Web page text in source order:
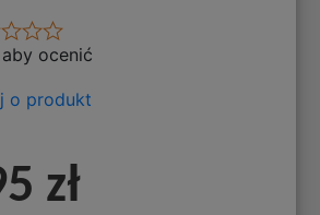
ocenić
o produkt
zł